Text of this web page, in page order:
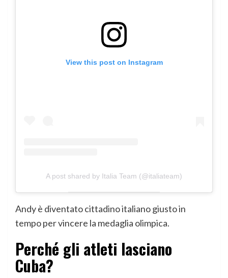
View this post on Instagram
A post shared by Italia Team (@italiateam)
Andy è diventato cittadino italiano giusto in
tempo per vincere la medaglia olimpica.
Perché gli atleti lasciano
Cuba?